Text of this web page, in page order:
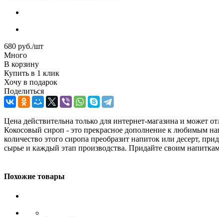
680 руб./шт
Много
В корзину
Купить в 1 клик
Хочу в подарок
Поделиться
Цена действительна только для интернет-магазина и может
Кокосовый сироп - это прекрасное дополнение к любимым
количество этого сиропа преобразит напиток или десерт,
сырье и каждый этап производства. Придайте своим
Похожие товары